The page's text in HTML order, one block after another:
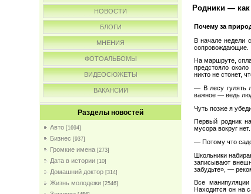
НОВОСТИ
БЛОГИ
МНЕНИЯ
ФОТОАЛЬБОМЫ
ВИДЕОСЮЖЕТЫ
ВАКАНСИИ
Разделы новостей
Авто [1694]
Бизнес [937]
Громкие имена [273]
Дата в истории [10]
Домашний доктор [314]
Жизнь молодежи [2546]
Родники —
Почему за
В начале недели
сопровождающие.
На маршруте,
предстояло
никто не стонет,
— В лесу гулять
важное — ведь
Чуть позже я
Первый родник
мусора вокруг нет.
— Потому что
Школьники
записывают
забудьте», —
Все
Находится он на